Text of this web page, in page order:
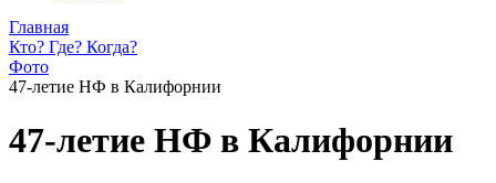
Главная
Кто? Где? Когда?
Фото
47-летие НФ в Калифорнии
47-летие НФ в Калифорнии